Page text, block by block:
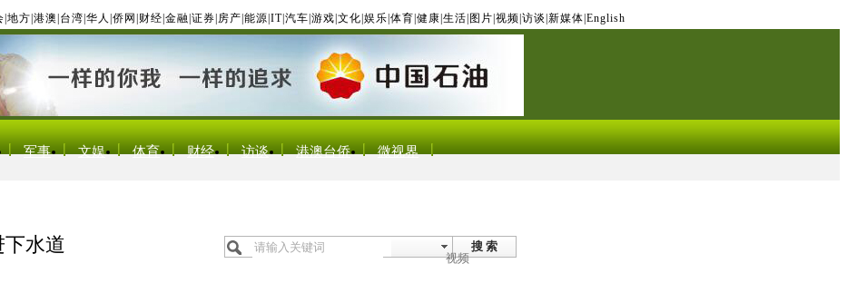
地方 港澳 台湾 华人 侨网 财经 金融 证券 房产 能源 IT| 汽车 游戏 文化 娱乐 体育 健康 生活 图片 视频 访谈 新媒体 English
军事 文娱 体育 财经 访谈 港澳台侨 微视界
水道
搜 索
视频